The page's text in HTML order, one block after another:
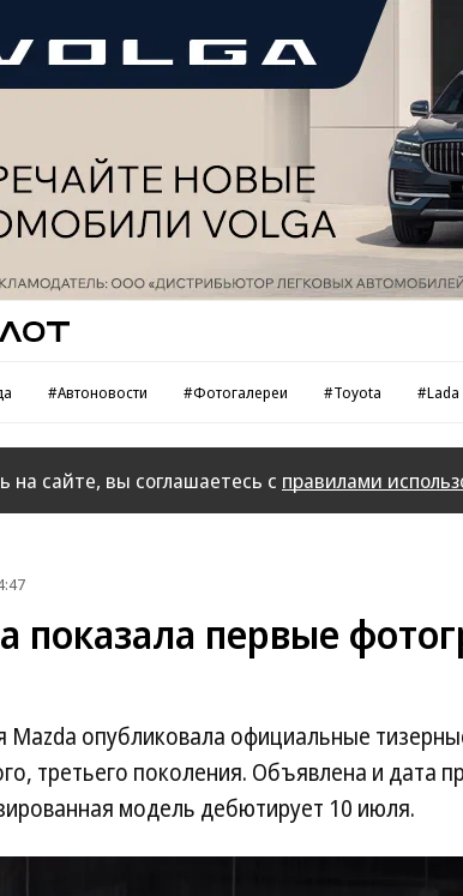
#Автоновости #Фотогалереи #Toyota #Lada
на сайте, вы соглашаетесь с правилами
показала первые
Mazda опубликовала официальные
третьего поколения. Объявлена и дата
модель дебютирует 10 июля.